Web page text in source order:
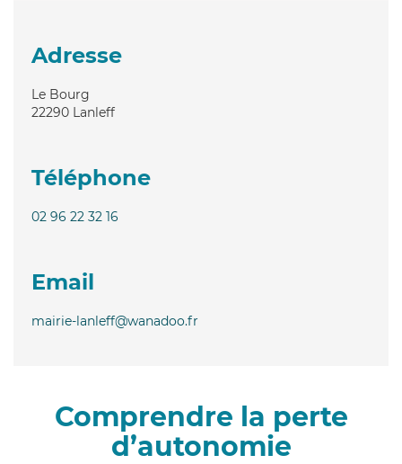
Adresse
Le Bourg
22290 Lanleff
Téléphone
02 96 22 32 16
Email
mairie-lanleff@wanadoo.fr
Comprendre la perte
d’autonomie